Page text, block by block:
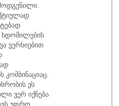
ხდომილების
ვერსიებით
კომბინაციაც.
ეს
ვერ იქნება
უფრო